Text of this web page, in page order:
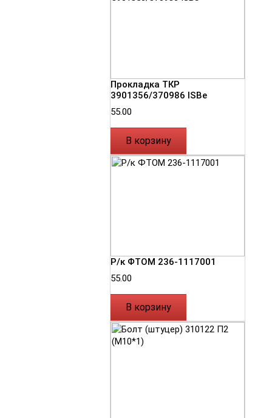
Прокладка ТКР
3901356/370986 ISBe
55.00
В корзину
Р/к ФТОМ 236-1117001
55.00
В корзину